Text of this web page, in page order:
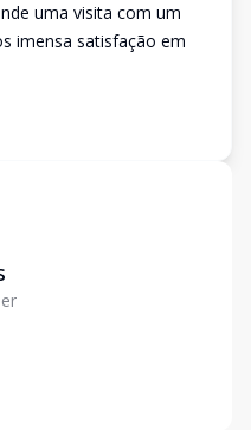
uma visita com um
imensa satisfação em